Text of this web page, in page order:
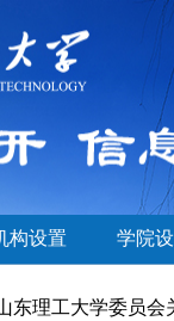
构设置 学院
东理工大学委员会